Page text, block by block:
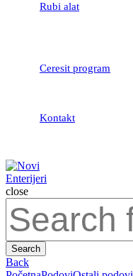
Rubi alat
Ceresit program
Kontakt
close
for:
Search
Back